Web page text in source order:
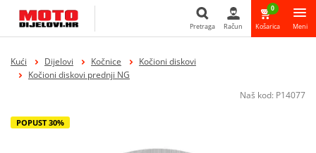
Pretraga Račun
0
Košarica Meni
Kući Dijelovi Kočnice
Kočioni diskovi
Kočioni diskovi prednji NG
Naš kod: P14077
POPUST 30%